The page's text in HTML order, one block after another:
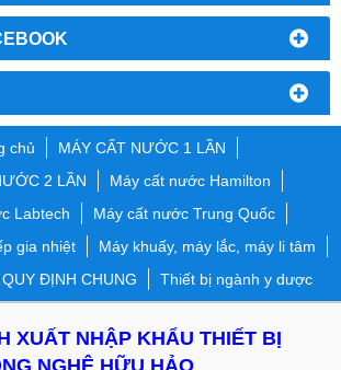
chủ
MÁY CẤT NƯỚC 1 LẦN
2 LẦN
Máy cất nước Hamilton
Labtech
Máy cất nước Trung Quốc
gia nhiệt
Máy khuấy, máy lắc, máy li tâm
ĐỊNH CHUNG
Thiết bị ngành y dược
XUẤT NHẬP KHẨU THIẾT BỊ